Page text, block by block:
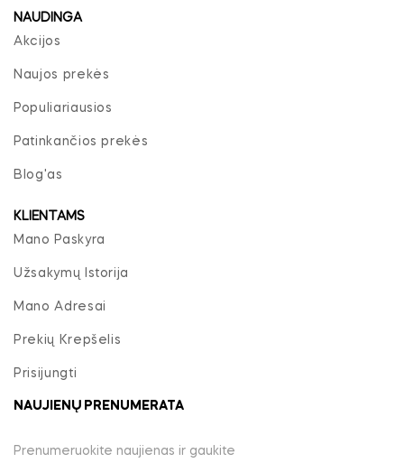
NAUDINGA
Akcijos
Naujos prekės
Populiariausios
Patinkančios prekės
Blog'as
KLIENTAMS
Mano Paskyra
Užsakymų Istorija
Mano Adresai
Prekių Krepšelis
Prisijungti
NAUJIENŲ PRENUMERATA
Prenumeruokite naujienas ir gaukite